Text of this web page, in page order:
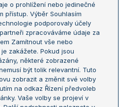
French Open
Wimbledon
US Open
Turnaj mistrů
Turnaj mistryň
o prohlížení nebo jedinečné
přístup. Výběr Souhlasím
podporovaly účely
zpracováváme údaje za
Zamítnout vše nebo
zakážete. Pokud jsou
některé zobrazené
být tolik relevantní. Tuto
zobrazit a změnit své volby
na odkaz Řízení předvoleb
Vaše volby se projeví v